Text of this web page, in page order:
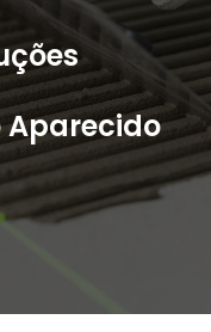
Aparecido